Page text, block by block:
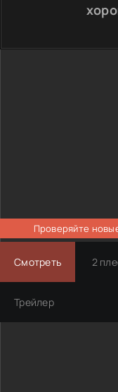
Проверяйте
Смотреть 2
Трейлер